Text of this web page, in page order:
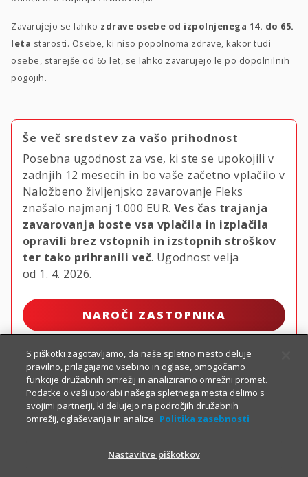
Zavarujejo se lahko zdrave osebe od izpolnjenega 14. do 65.
leta starosti. Osebe, ki niso popolnoma zdrave, kakor tudi
osebe, starejše od 65 let, se lahko zavarujejo le po dopolnilnih
pogojih.
Še več sredstev za vašo prihodnost
Posebna ugodnost za vse, ki ste se upokojili v
zadnjih 12 mesecih in bo vaše začetno vplačilo v
Naložbeno življenjsko zavarovanje Fleks
znašalo najmanj 1.000 EUR. Ves čas trajanja
zavarovanja boste vsa vplačila in izplačila
opravili brez vstopnih in izstopnih stroškov
ter tako prihranili več. Ugodnost velja
od 1. 4. 2026.
NAROČI ZASTOPNIKA
01 2864 000
S piškotki zagotavljamo, da naše spletno mesto deluje
pravilno, prilagajamo vsebino in oglase, omogočamo
funkcije družabnih omrežij in analiziramo omrežni promet.
Podatke o vaši uporabi našega spletnega mesta delimo s
svojimi partnerji, ki delujejo na področjih družabnih
omrežij, oglaševanja in analize. Politika zasebnosti
Nastavitve piškotkov